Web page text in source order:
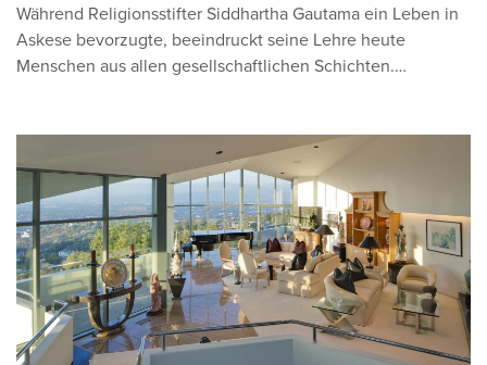
Während Religionsstifter Siddhartha Gautama ein Leben in
Askese bevorzugte, beeindruckt seine Lehre heute
Menschen aus allen gesellschaftlichen Schichten.…